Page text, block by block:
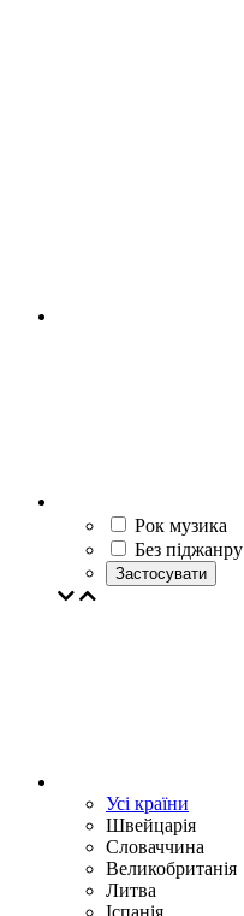
Рок музика
Без піджанру
Застосувати
Усі країни
Швейцарія
Словаччина
Великобританія
Литва
Іспанія